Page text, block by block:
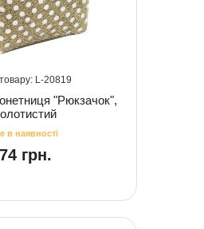
20819
"Рюкзачок",
74 грн.